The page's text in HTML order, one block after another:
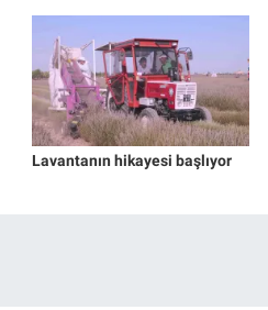
Lavantanın hikayesi başlıyor